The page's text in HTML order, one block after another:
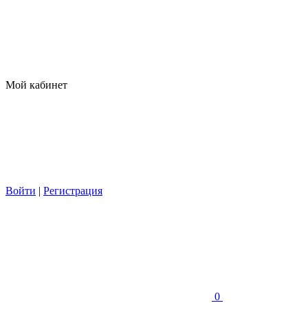
Мой кабинет
Войти | Регистрация
0